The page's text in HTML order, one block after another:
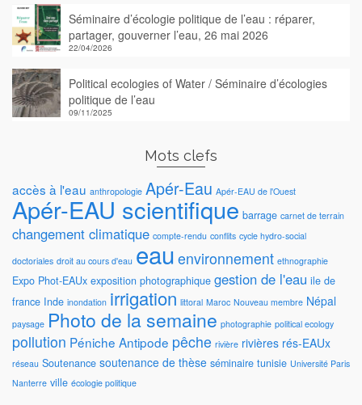
Séminaire d’écologie politique de l’eau : réparer,
partager, gouverner l’eau, 26 mai 2026
22/04/2026
Political ecologies of Water / Séminaire d’écologies
politique de l’eau
09/11/2025
Mots clefs
accès à l'eau anthropologie Apér-Eau Apér-EAU de l'Ouest
Apér-EAU scientifique barrage carnet de terrain
changement climatique compte-rendu conflits cycle hydro-social
doctoriales droit au cours d'eau eau environnement ethnographie
Expo Phot-EAUx exposition photographique gestion de l'eau ile de
france Inde inondation irrigation littoral Maroc Nouveau membre Népal
paysage Photo de la semaine photographie political ecology
pollution Péniche Antipode pêche rivière rivières rés-EAUx
réseau Soutenance soutenance de thèse séminaire tunisie Université Paris
Nanterre ville écologie politique